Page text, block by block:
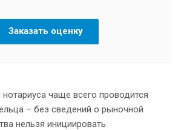
Заказать оценку
чаще всего проводится
– без сведений о рыночной
нельзя инициировать